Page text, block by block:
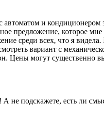
и кондиционером
предложение, которое
среди всех, что я
вариант с
Цены могут существенно
А не подскажете, есть ли